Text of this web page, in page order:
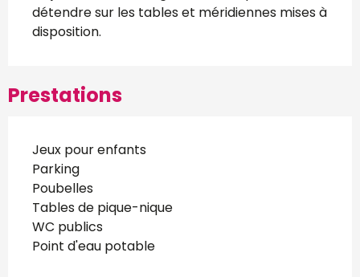
détendre sur les tables et méridiennes mises à
disposition.
Prestations
Jeux pour enfants
Parking
Poubelles
Tables de pique-nique
WC publics
Point d'eau potable